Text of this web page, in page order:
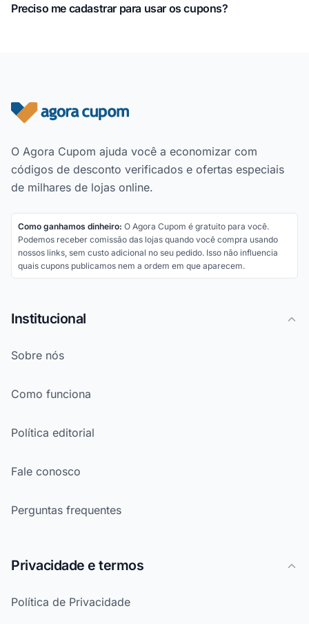
Preciso me cadastrar para usar os cupons?
Rodapé do site
O Agora Cupom ajuda você a economizar com
códigos de desconto verificados e ofertas especiais
de milhares de lojas online.
Como ganhamos dinheiro: O Agora Cupom é gratuito para você.
Podemos receber comissão das lojas quando você compra usando
nossos links, sem custo adicional no seu pedido. Isso não influencia
quais cupons publicamos nem a ordem em que aparecem.
Institucional
Sobre nós
Como funciona
Política editorial
Fale conosco
Perguntas frequentes
Privacidade e termos
Política de Privacidade